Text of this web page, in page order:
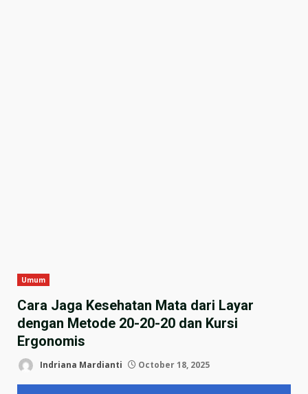
Umum
Cara Jaga Kesehatan Mata dari Layar
dengan Metode 20-20-20 dan Kursi
Ergonomis
Indriana Mardianti October 18, 2025